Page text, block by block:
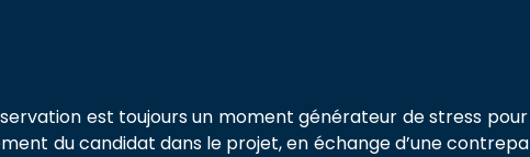
est toujours un moment générateur de stress pour
du candidat dans le projet, en échange d’une